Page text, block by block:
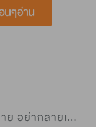
ได้โปรดองค์ชาย อย่ากลายเป็นปิศาจ